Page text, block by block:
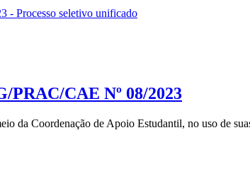
- Processo seletivo unificado
PRAC/CAE Nº 08/2023
da Coordenação de Apoio Estudantil, no uso de